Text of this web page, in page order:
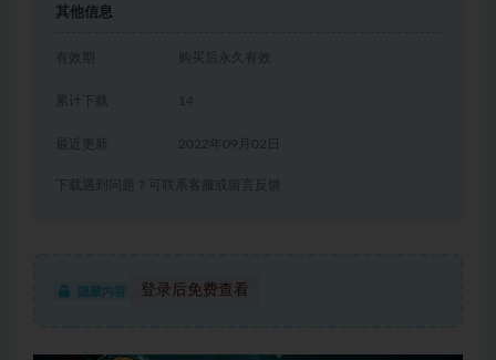
其他信息
有效期 购买后永久有效
累计下载 14
2022年09月02日
下载遇到问题？可联系客服或留言反馈
隐藏内容 登录后免费查看